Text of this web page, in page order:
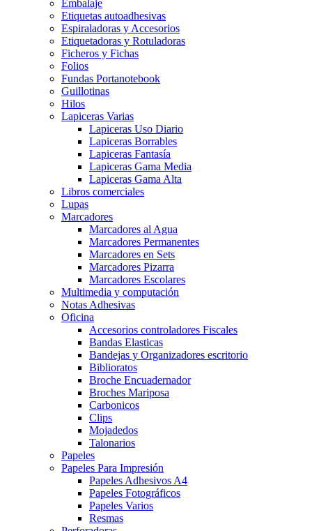
Embalaje
Etiquetas autoadhesivas
Espiraladoras y Accesorios
Etiquetadoras y Rotuladoras
Ficheros y Fichas
Folios
Fundas Portanotebook
Guillotinas
Hilos
Lapiceras Varias
Lapiceras Uso Diario
Lapiceras Borrables
Lapiceras Fantasía
Lapiceras Gama Media
Lapiceras Gama Alta
Libros comerciales
Lupas
Marcadores
Marcadores al Agua
Marcadores Permanentes
Marcadores en Sets
Marcadores Pizarra
Marcadores Escolares
Multimedia y computación
Notas Adhesivas
Oficina
Accesorios controladores Fiscales
Bandas Elasticas
Bandejas y Organizadores escritorio
Biblioratos
Broche Encuadernador
Broches Mariposa
Carbonicos
Clips
Mojadedos
Talonarios
Papeles
Papeles Para Impresión
Papeles Adhesivos A4
Papeles Fotográficos
Papeles Varios
Resmas